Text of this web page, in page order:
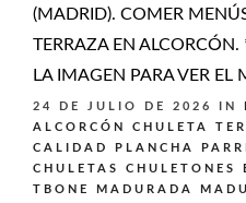
(MADRID). COMER
TERRAZA EN
LA IMAGEN PARA VER EL
24 DE JULIO DE 2026 IN
ALCORCÓN
CHULETA
CALIDAD PLANCHA
CHULETAS CHULETONES
TBONE MADURADA